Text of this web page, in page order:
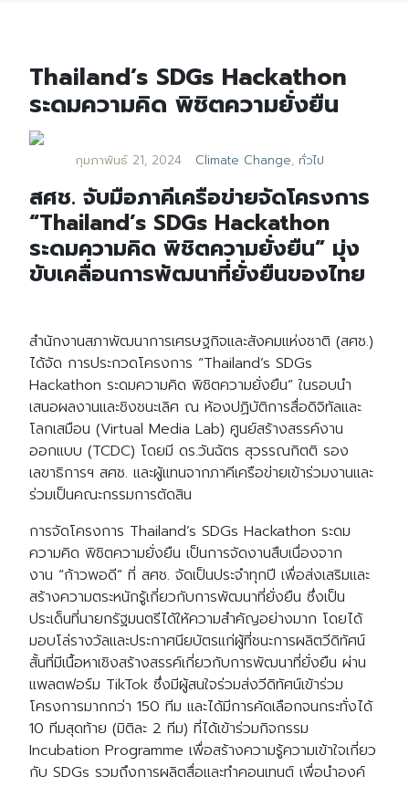
Thailand’s SDGs Hackathon
ระดมความคิด พิชิตความยั่งยืน
กุมภาพันธ์ 21, 2024 Climate Change, ทั่วไป
สศช. จับมือภาคีเครือข่ายจัดโครงการ
“Thailand’s SDGs Hackathon
ระดมความคิด พิชิตความยั่งยืน” มุ่ง
ขับเคลื่อนการพัฒนาที่ยั่งยืนของไทย
สำนักงานสภาพัฒนาการเศรษฐกิจและสังคมแห่งชาติ (สศช.)
ได้จัด การประกวดโครงการ “Thailand’s SDGs
Hackathon ระดมความคิด พิชิตความยั่งยืน” ในรอบนำ
เสนอผลงานและชิงชนะเลิศ ณ ห้องปฏิบัติการสื่อดิจิทัลและ
โลกเสมือน (Virtual Media Lab) ศูนย์สร้างสรรค์งาน
ออกแบบ (TCDC) โดยมี ดร.วันฉัตร สุวรรณกิตติ รอง
เลขาธิการฯ สศช. และผู้แทนจากภาคีเครือข่ายเข้าร่วมงานและ
ร่วมเป็นคณะกรรมการตัดสิน
การจัดโครงการ Thailand’s SDGs Hackathon ระดม
ความคิด พิชิตความยั่งยืน เป็นการจัดงานสืบเนื่องจาก
งาน “ก้าวพอดี” ที่ สศช. จัดเป็นประจำทุกปี เพื่อส่งเสริมและ
สร้างความตระหนักรู้เกี่ยวกับการพัฒนาที่ยั่งยืน ซึ่งเป็น
ประเด็นที่นายกรัฐมนตรีได้ให้ความสำคัญอย่างมาก โดยได้
มอบโล่รางวัลและประกาศนียบัตรแก่ผู้ที่ชนะการผลิตวีดิทัศน์
สั้นที่มีเนื้อหาเชิงสร้างสรรค์เกี่ยวกับการพัฒนาที่ยั่งยืน ผ่าน
แพลตฟอร์ม TikTok ซึ่งมีผู้สนใจร่วมส่งวีดิทัศน์เข้าร่วม
โครงการมากกว่า 150 ทีม และได้มีการคัดเลือกจนกระทั่งได้
10 ทีมสุดท้าย (มิติละ 2 ทีม) ที่ได้เข้าร่วมกิจกรรม
Incubation Programme เพื่อสร้างความรู้ความเข้าใจเกี่ยว
กับ SDGs รวมถึงการผลิตสื่อและทำคอนเทนต์ เพื่อนำองค์